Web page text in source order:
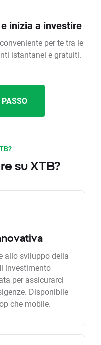
inizia a investire
per te tra le
istantanei e gratuiti.
su XTB?
allo sviluppo della
investimento
per assicurarci
Disponibile
che mobile.